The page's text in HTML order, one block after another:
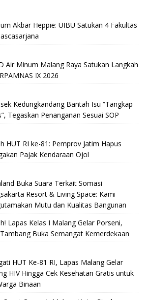
Akbar Heppie: UIBU Satukan 4 Fakultas
Air Minum Malang Raya Satukan Langkah
IX 2026
Kedungkandang Bantah Isu “Tangkap
Tegaskan Penanganan Sesuai SOP
HUT RI ke-81: Pemprov Jatim Hapus
Pajak Kendaraan Ojol
Buka Suara Terkait Somasi
Resort & Living Space: Kami
Mutu dan Kualitas Bangunan
Lapas Kelas I Malang Gelar Porseni,
Buka Semangat Kemerdekaan
HUT Ke-81 RI, Lapas Malang Gelar
HIV Hingga Cek Kesehatan Gratis untuk
Binaan